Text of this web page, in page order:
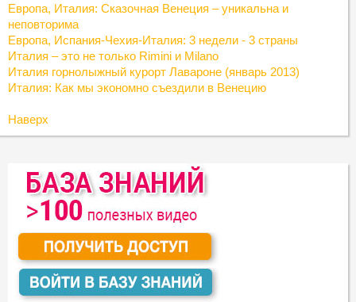
Европа, Италия: Cказочная Венеция – уникальна и
неповторима
Европа, Испания-Чехия-Италия: 3 недели - 3 страны
Италия – это не только Rimini и Milano
Италия горнолыжный курорт Лавароне (январь 2013)
Италия: Как мы экономно съездили в Венецию
Наверх